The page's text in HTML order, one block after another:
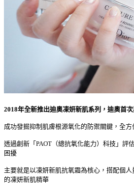
2018年全新推出迪奧凍妍新肌系列 ， 迪奧首
成功發掘抑制肌膚根源氧化的防禦關鍵，全
透過創新「PAOT（總抗氧化能力）科技」評
困擾
主要就是以凍妍新肌抗氧霜為核心，搭配個
的凍妍新肌精華